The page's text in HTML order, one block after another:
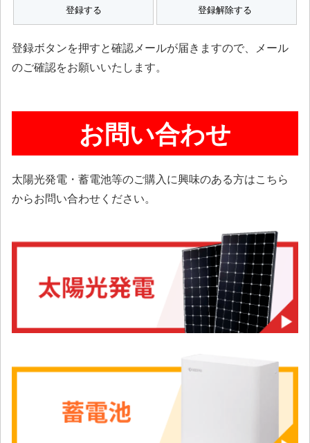
登録ボタンを押すと確認メールが届きますので、メール
のご確認をお願いいたします。
お問い合わせ
太陽光発電・蓄電池等のご購入に興味のある方はこちら
からお問い合わせください。